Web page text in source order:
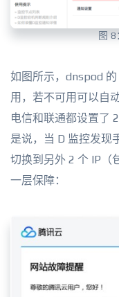
图
如图所示，dnspod
用，若不可用可以自
电信和联通都设置了
是说，当 D 监控发现
切换到另外 2 个 IP（
一层保障：